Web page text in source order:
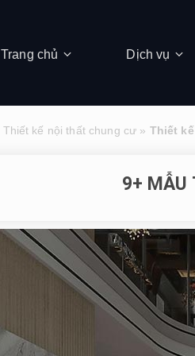
Trang chủ Dịch vụ
Thiết kế nội thất chung cư » Thiết
9+ MẪU